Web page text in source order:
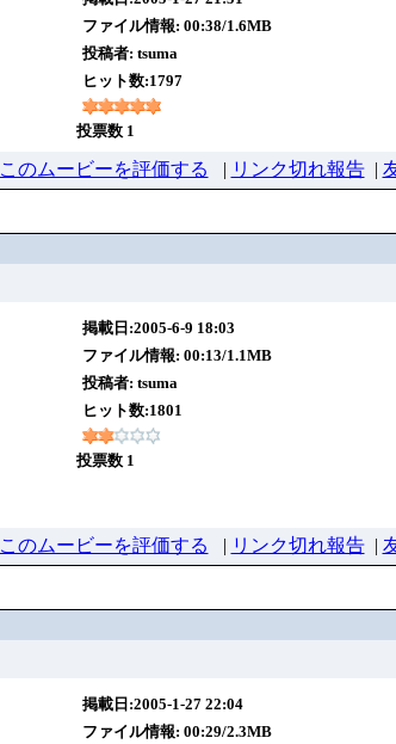
ファイル情報: 00:38/1.6MB
投稿者: tsuma
ヒット数:1797
投票数 1
このムービーを評価する | リンク切れ報告|
掲載日:2005-6-9 18:03
ファイル情報: 00:13/1.1MB
投稿者: tsuma
ヒット数:1801
投票数 1
このムービーを評価する | リンク切れ報告|
掲載日:2005-1-27 22:04
ファイル情報: 00:29/2.3MB